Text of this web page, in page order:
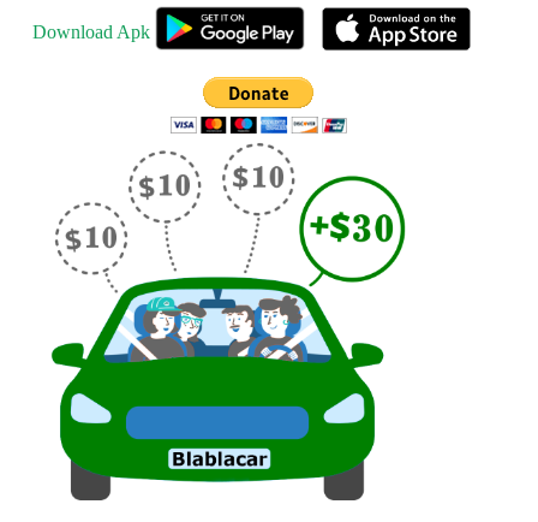
Download Apk